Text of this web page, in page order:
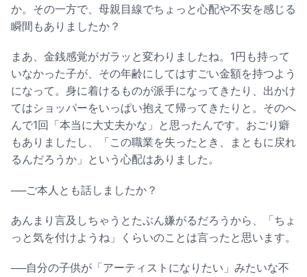
か。その一方で、母親目線でちょっと心配や不安を感じる
瞬間もありましたか？
まあ、金銭感覚がガラッと変わりましたね。1円も持って
いなかった子が、その年齢にしてはすごい金額を持つよう
になって。身に着けるものが派手になってきたり、出かけ
てはショッパーをいっぱい抱えて帰ってきたりと。そのへ
んで1回「本当に大丈夫かな」と思ったんです。おごり癖
もありましたし、「この職業を失ったとき、まともに戻れ
るんだろうか」という心配はありました。
──ご本人とも話しましたか？
あんまり言及しちゃうとたぶん嫌がるだろうから、「ちょ
っと気を付けようね」くらいのことは言ったと思います。
──自分の子供が「アーティストになりたい」みたいな不